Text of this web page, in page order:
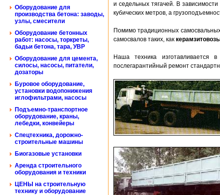
Оборудование для
производства бетона: заводы,
узлы, смесители
Оборудование бетонных
работ: насосы, торкреты,
бадьи бетона, тара, УВР
Оборудование для цемента,
силосы, насосы, питатели,
дозаторы
Буровое оборудование,
установки водопонижения
иглофильтрами, насосы
Подъемно-транспортное
оборудование, краны,
лебедки, конвейеры
Спецтехника, дорожно-
строительные машины
Биогазовые установки
Аренда строительного
оборудования и техники
ЦЕНЫ на строительную
технику и оборудование
и седельных тягачей. В
кубических метров, а
Помимо традиционных
самосвалов таких, как
Наша техника изготавливается
послегарантийный ремонт